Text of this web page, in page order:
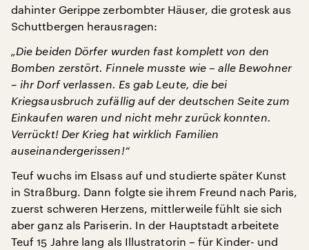
dahinter Gerippe zerbombter Häuser, die grotesk aus
Schuttbergen herausragen:
„Die beiden Dörfer wurden fast komplett von den
Bomben zerstört. Finnele musste wie – alle Bewohner
– ihr Dorf verlassen. Es gab Leute, die bei
Kriegsausbruch zufällig auf der deutschen Seite zum
Einkaufen waren und nicht mehr zurück konnten.
Verrückt! Der Krieg hat wirklich Familien
auseinandergerissen!“
Teuf wuchs im Elsass auf und studierte später Kunst
in Straßburg. Dann folgte sie ihrem Freund nach Paris,
zuerst schweren Herzens, mittlerweile fühlt sie sich
aber ganz als Pariserin. In der Hauptstadt arbeitete
Teuf 15 Jahre lang als Illustratorin – für Kinder- und